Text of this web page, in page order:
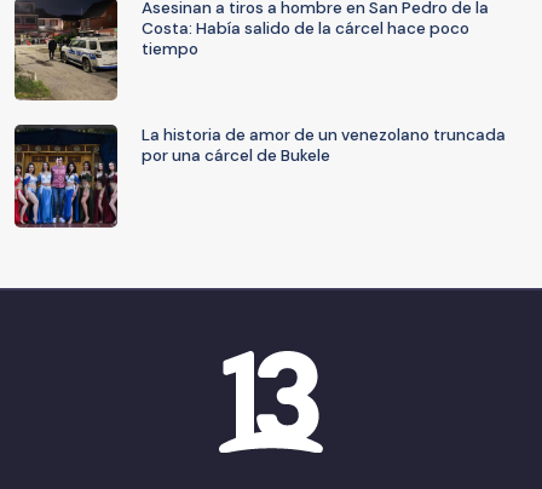
Asesinan a tiros a hombre en San Pedro de la
Costa: Había salido de la cárcel hace poco
tiempo
La historia de amor de un venezolano truncada
por una cárcel de Bukele